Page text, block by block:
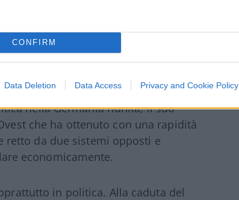
CONFIRM
Data Deletion Data Access Privacy and Cookie Policy
politica nel primo partito
è un fattore trascurabile.
nella Germania riunita, il suo
che ha ottenuto con una rapidità
retto da due sistemi opposti e
economicamente.
in politica. Alla caduta del